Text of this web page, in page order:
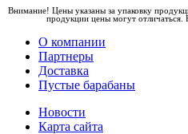
Внимание! Цены указаны за упаковку
продукции цены могут отличаться.
О компании
Партнеры
Доставка
Пустые барабаны
Новости
Карта сайта